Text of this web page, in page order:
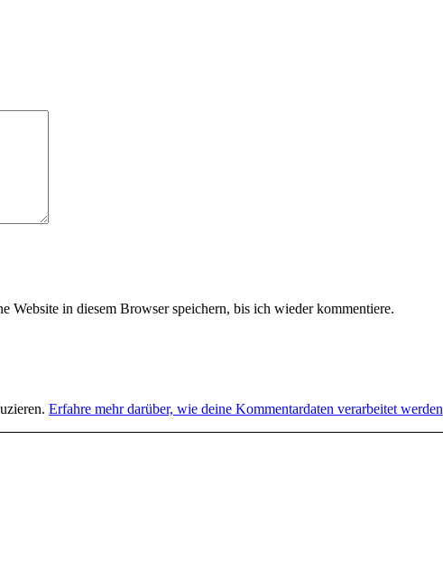
Website in diesem Browser speichern, bis ich wieder kommentiere.
Erfahre mehr darüber, wie deine Kommentardaten verarbeitet werden